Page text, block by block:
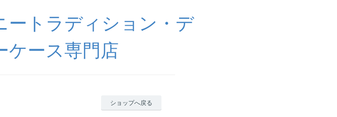
ートラディション・デ
ケース専門店
ショップへ戻る